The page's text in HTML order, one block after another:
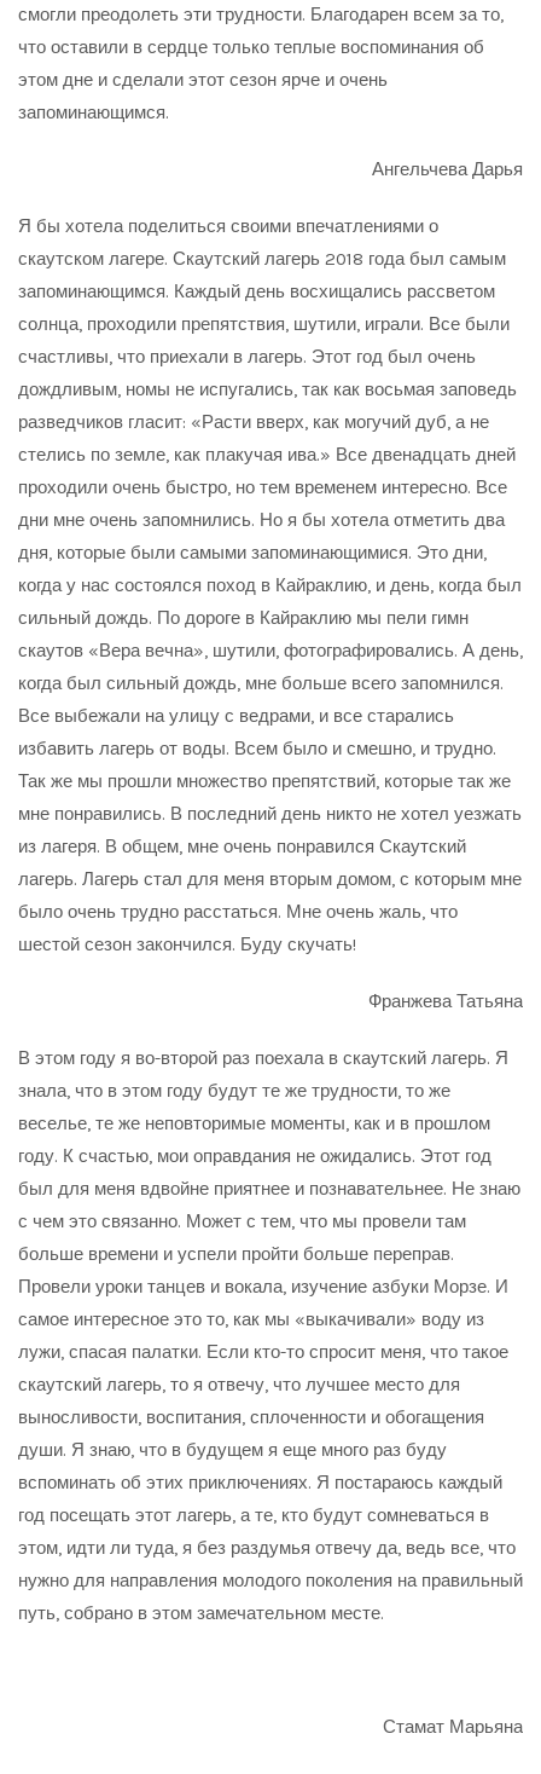
смогли преодолеть эти трудности. Благодарен всем за то,
что оставили в сердце только теплые воспоминания об
этом дне и сделали этот сезон ярче и очень
запоминающимся.
Ангельчева Дарья
Я бы хотела поделиться своими впечатлениями о
скаутском лагере. Скаутский лагерь 2018 года был самым
запоминающимся. Каждый день восхищались рассветом
солнца, проходили препятствия, шутили, играли. Все были
счастливы, что приехали в лагерь. Этот год был очень
дождливым, номы не испугались, так как восьмая заповедь
разведчиков гласит: «Расти вверх, как могучий дуб, а не
стелись по земле, как плакучая ива.» Все двенадцать дней
проходили очень быстро, но тем временем интересно. Все
дни мне очень запомнились. Но я бы хотела отметить два
дня, которые были самыми запоминающимися. Это дни,
когда у нас состоялся поход в Кайраклию, и день, когда был
сильный дождь. По дороге в Кайраклию мы пели гимн
скаутов «Вера вечна», шутили, фотографировались. А день,
когда был сильный дождь, мне больше всего запомнился.
Все выбежали на улицу с ведрами, и все старались
избавить лагерь от воды. Всем было и смешно, и трудно.
Так же мы прошли множество препятствий, которые так же
мне понравились. В последний день никто не хотел уезжать
из лагеря. В общем, мне очень понравился Скаутский
лагерь. Лагерь стал для меня вторым домом, с которым мне
было очень трудно расстаться. Мне очень жаль, что
шестой сезон закончился. Буду скучать!
Франжева Татьяна
В этом году я во-второй раз поехала в скаутский лагерь. Я
знала, что в этом году будут те же трудности, то же
веселье, те же неповторимые моменты, как и в прошлом
году. К счастью, мои оправдания не ожидались. Этот год
был для меня вдвойне приятнее и познавательнее. Не знаю
с чем это связанно. Может с тем, что мы провели там
больше времени и успели пройти больше переправ.
Провели уроки танцев и вокала, изучение азбуки Морзе. И
самое интересное это то, как мы «выкачивали» воду из
лужи, спасая палатки. Если кто-то спросит меня, что такое
скаутский лагерь, то я отвечу, что лучшее место для
выносливости, воспитания, сплоченности и обогащения
души. Я знаю, что в будущем я еще много раз буду
вспоминать об этих приключениях. Я постараюсь каждый
год посещать этот лагерь, а те, кто будут сомневаться в
этом, идти ли туда, я без раздумья отвечу да, ведь все, что
нужно для направления молодого поколения на правильный
путь, собрано в этом замечательном месте.
Стамат Марьяна